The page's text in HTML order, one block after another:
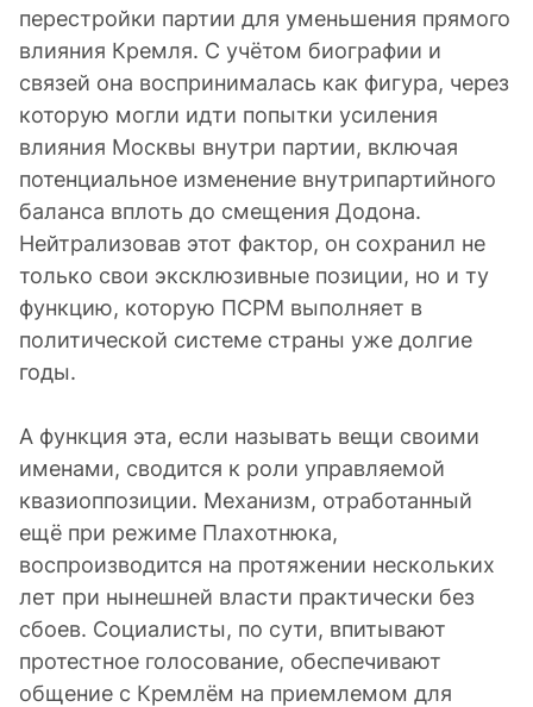
перестройки партии для уменьшения прямого
влияния Кремля. С учётом биографии и
связей она воспринималась как фигура, через
которую могли идти попытки усиления
влияния Москвы внутри партии, включая
потенциальное изменение внутрипартийного
баланса вплоть до смещения Додона.
Нейтрализовав этот фактор, он сохранил не
только свои эксклюзивные позиции, но и ту
функцию, которую ПСРМ выполняет в
политической системе страны уже долгие
годы.
А функция эта, если называть вещи своими
именами, сводится к роли управляемой
квазиоппозиции. Механизм, отработанный
ещё при режиме Плахотнюка,
воспроизводится на протяжении нескольких
лет при нынешней власти практически без
сбоев. Социалисты, по сути, впитывают
протестное голосование, обеспечивают
общение с Кремлём на приемлемом для